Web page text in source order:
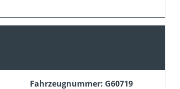
Fahrzeugnummer: G60719